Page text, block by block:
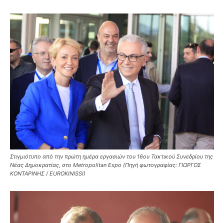
Στιγμιότυπο από την πρώτη ημέρα εργασιών του 16ου Τακτικού Συνεδρίου της
Νέας Δημοκρατίας, στο Metropolitan Expo (Πηγή φωτογραφίας: ΓΙΩΡΓΟΣ
ΚΟΝΤΑΡΙΝΗΣ / EUROKINISSI)